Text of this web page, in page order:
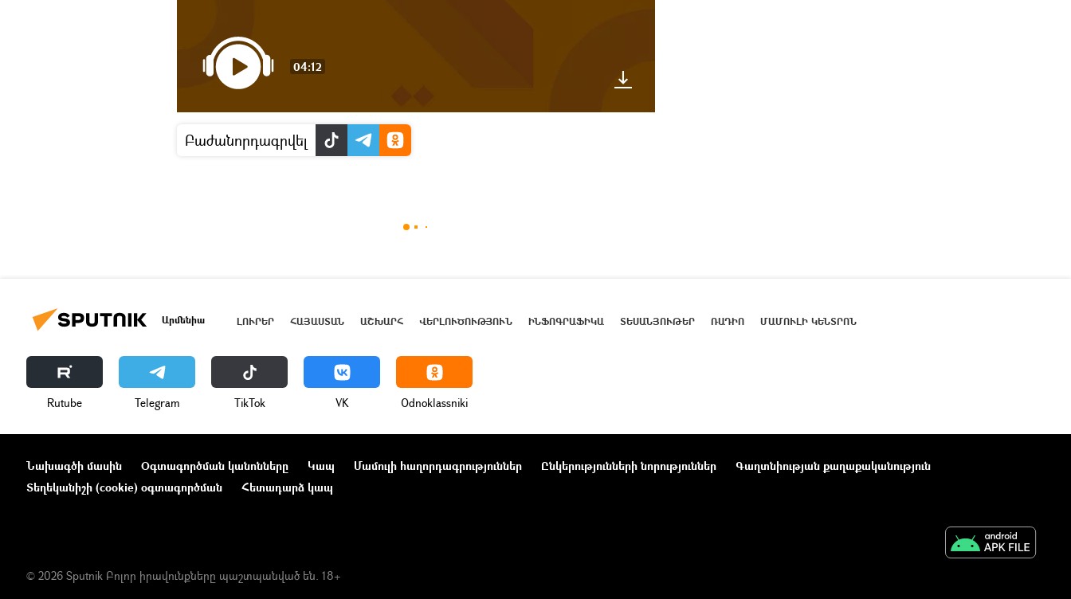
04:12
Բաժանորդագրվել
Արմենիա ԼՈՒՐԵՐ ՀԱՅԱՍՏԱՆ ԱՇԽԱՐՀ ՎԵՐԼՈՒԾՈՒԹՅՈՒՆ ԻՆՖՈԳՐԱՖԻԿԱ ՏԵՍԱՆՅՈՒԹԵՐ ՌԱԴԻՈ ՄԱՄՈՒԼԻ ԿԵՆՏՐՈՆ
Rutube Telegram ТikТоk VK Odnoklassniki
Նախագծի մասին Օգտագործման կանոնները Կապ Մամուլի հաղորդագրություններ Ընկերությունների նորություններ
Գաղտնիության քաղաքականություն
Տեղեկանիշի (cookie) օգտագործման
Հետադարձ կապ
© 2026 Sputnik Բոլոր իրավունքները պաշտպանված են. 18+